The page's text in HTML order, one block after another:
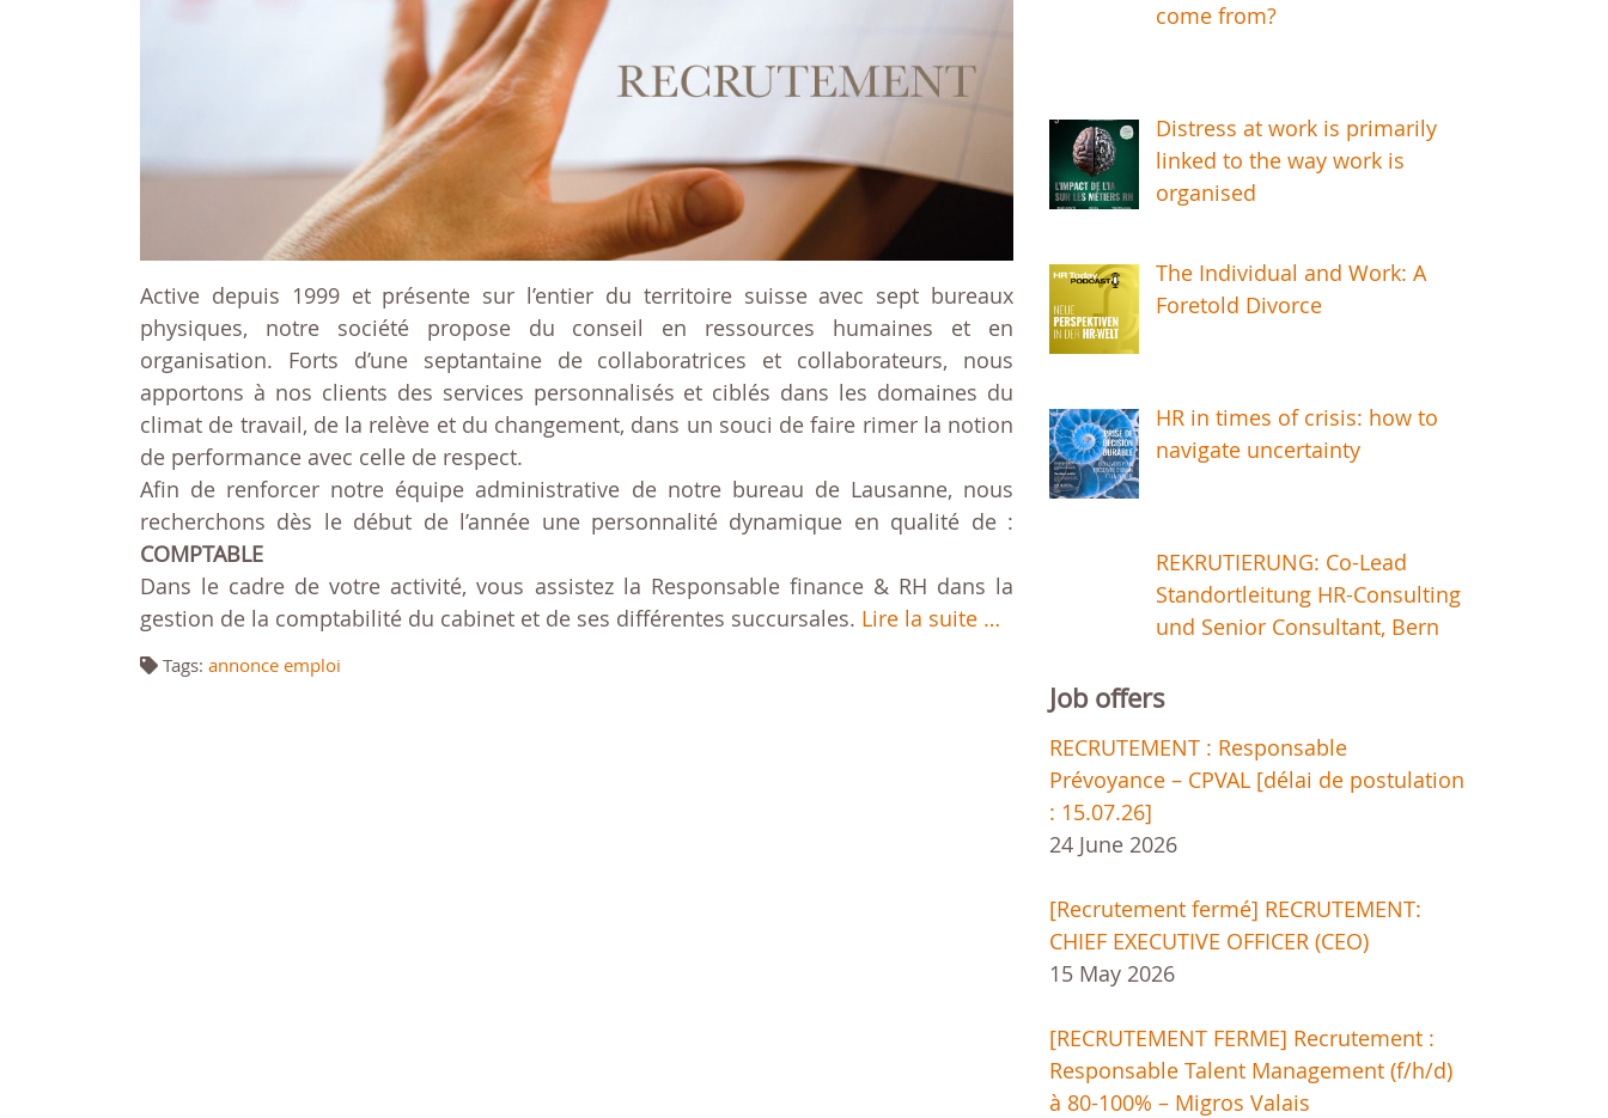
Active depuis 1999 et présente sur l’entier du territoire suisse avec sept bureaux
physiques, notre société propose du conseil en ressources humaines et en
organisation. Forts d’une septantaine de collaboratrices et collaborateurs, nous
apportons à nos clients des services personnalisés et ciblés dans les domaines du
climat de travail, de la relève et du changement, dans un souci de faire rimer la notion
de performance avec celle de respect.
Afin de renforcer notre équipe administrative de notre bureau de Lausanne, nous
recherchons dès le début de l’année une personnalité dynamique en qualité de :
COMPTABLE
Dans le cadre de votre activité, vous assistez la Responsable finance & RH dans la
gestion de la comptabilité du cabinet et de ses différentes succursales. Lire la suite …
Tags: annonce emploi
come from?
Distress at work is primarily
linked to the way work is
organised
The Individual and Work: A
Foretold Divorce
HR in times of crisis: how to
navigate uncertainty
REKRUTIERUNG: Co-Lead
Standortleitung HR-Consulting
und Senior Consultant, Bern
Job offers
RECRUTEMENT : Responsable
Prévoyance – CPVAL [délai de postulation
: 15.07.26]
24 June 2026
[Recrutement fermé] RECRUTEMENT:
CHIEF EXECUTIVE OFFICER (CEO)
15 May 2026
[RECRUTEMENT FERME] Recrutement :
Responsable Talent Management (f/h/d)
à 80-100% – Migros Valais